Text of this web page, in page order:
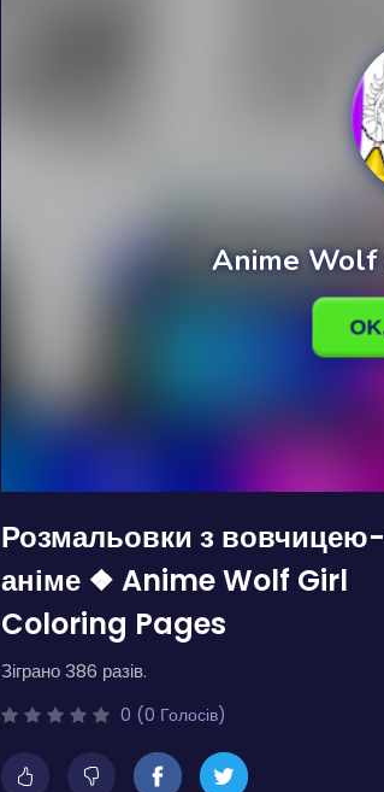
Розмальовки з вовчицею-
аніме ❖ Anime Wolf Girl
Coloring Pages
Зіграно 386 разів.
0 (0 Голосів)